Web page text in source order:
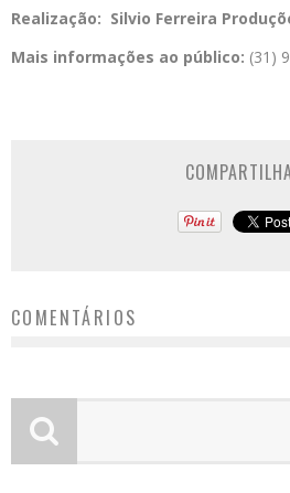
Realização: Silvio Ferreira
Mais informações ao público: (31)
COMENTÁRIOS